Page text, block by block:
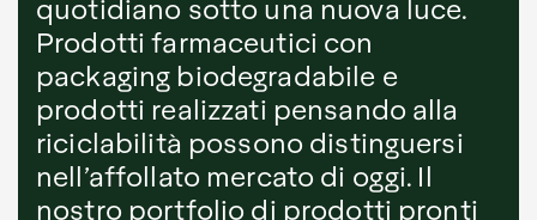
quotidiano sotto una nuova luce.
Prodotti farmaceutici con
packaging biodegradabile e
prodotti realizzati pensando alla
riciclabilità possono distinguersi
nell’affollato mercato di oggi. Il
nostro portfolio di prodotti pronti